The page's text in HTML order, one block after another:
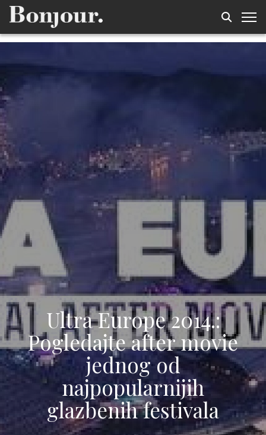
Ultra Europe 2014.:
Pogledajte after movie
jednog od
najpopularnijih
glazbenih festivala